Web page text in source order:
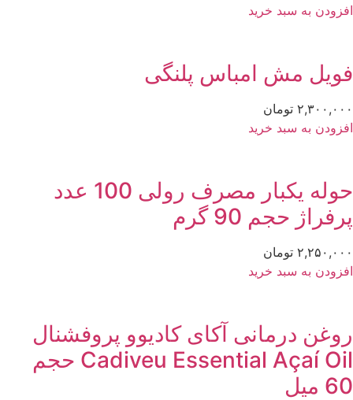
به سبد خرید
مش امباس پلنگی
تومان
به سبد خرید
حوله یکبار مصرف رولی 100 عدد
حجم 90 گرم
تومان
به سبد خرید
درمانی آکای کادیوو پروفشنال
Cadiveu Essential Açaí Oil حجم
میل